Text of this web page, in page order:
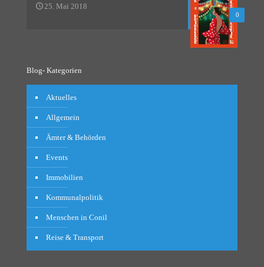
0
25. Mai 2018
Blog- Kategorien
Aktuelles
Allgemein
Ämter & Behörden
Events
Immobilien
Kommunalpolitik
Menschen in Conil
Reise & Transport